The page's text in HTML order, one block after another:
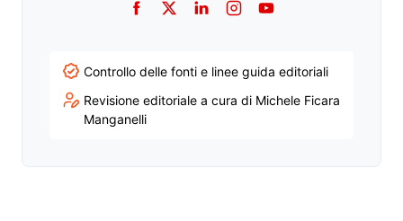
Facebook
TwitterLinkedInInstagramYouTube
Controllo delle fonti e linee guida editoriali
Revisione editoriale a cura di Michele Ficara
Manganelli